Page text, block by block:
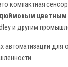
компактная
цветным
и другим
автоматизации